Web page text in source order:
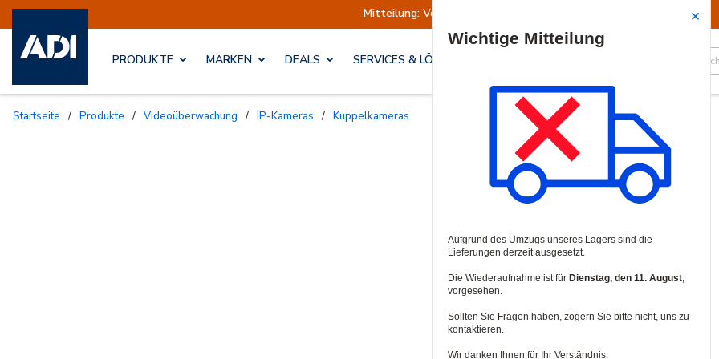
Mitteilung: Versand ausgesetzt
PRODUKTE MARKEN DEALS SERVICES & LÖSUNGEN
Startseite / Produkte / Videoüberwachung / IP-Kameras / Kuppelkameras